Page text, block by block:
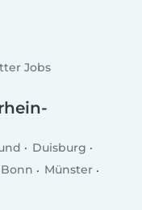
Jobs
Duisburg
Bonn
Münster